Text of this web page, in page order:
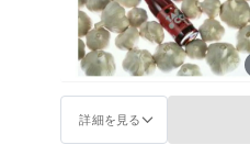
詳細を見る